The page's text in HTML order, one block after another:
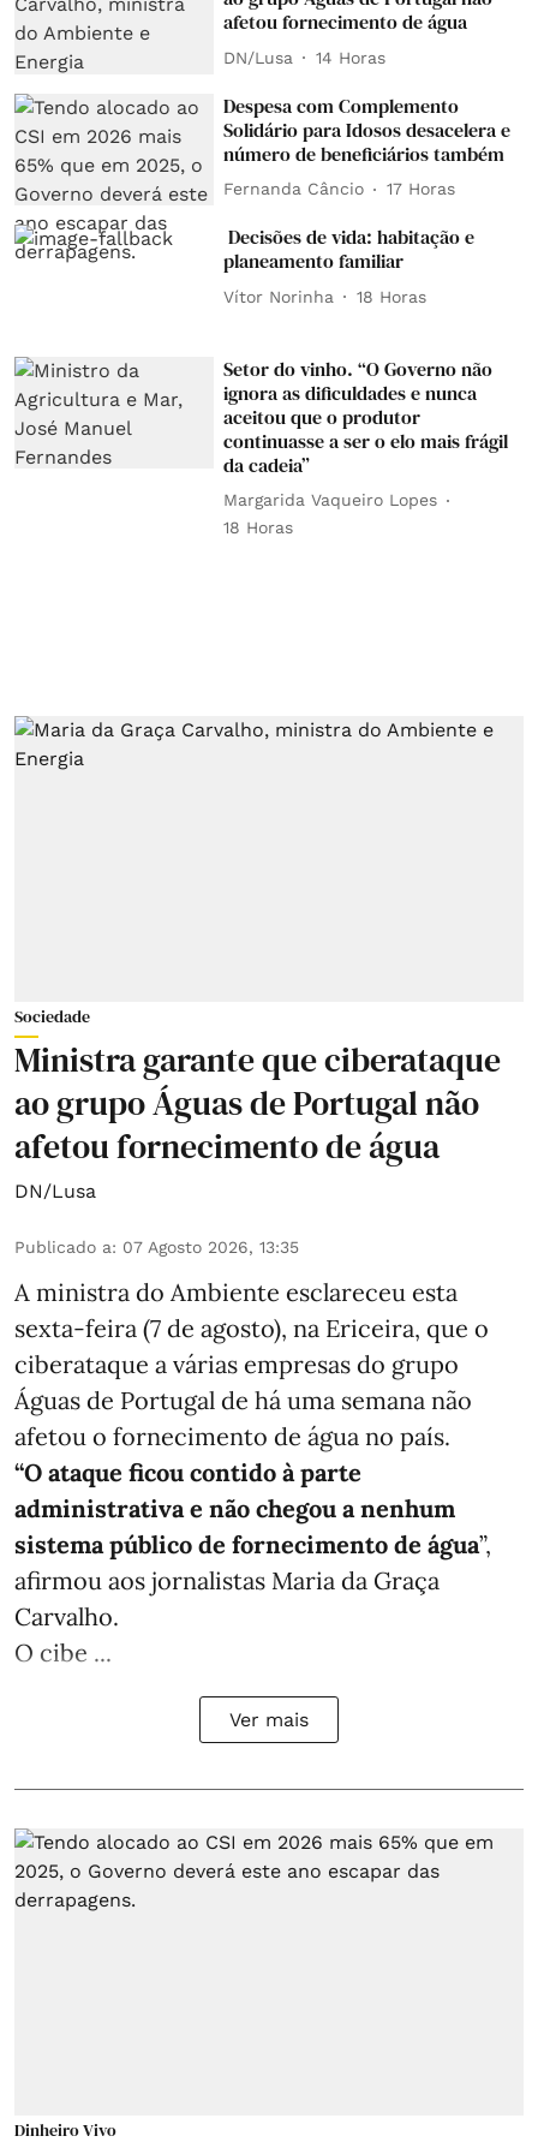
afetou fornecimento de água
DN/Lusa 14 Horas
Despesa com Complemento
Solidário para Idosos desacelera e
número de beneficiários também
Fernanda Câncio 17 Horas
Decisões de vida: habitação e
planeamento familiar
Vítor Norinha 18 Horas
Setor do vinho. “O Governo não
ignora as dificuldades e nunca
aceitou que o produtor
continuasse a ser o elo mais frágil
da cadeia”
Margarida Vaqueiro Lopes
18 Horas
Sociedade
Ministra garante que ciberataque
ao grupo Águas de Portugal não
afetou fornecimento de água
DN/Lusa
Publicado a: 07 Agosto 2026, 13:35
A ministra do Ambiente esclareceu esta
sexta-feira (7 de agosto), na Ericeira, que o
ciberataque a várias empresas do grupo
Águas de Portugal de há uma semana não
afetou o fornecimento de água no país.
“O ataque ficou contido à parte
administrativa e não chegou a nenhum
sistema público de fornecimento de água”,
afirmou aos jornalistas Maria da Graça
Carvalho.
O cibe ...
Ver mais
Dinheiro Vivo